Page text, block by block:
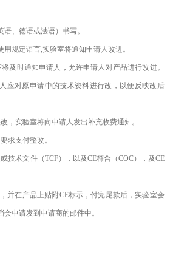
、德语或法语）书写。
规定语言,实验室将通知申请人改进。
及时通知申请人，允许申请人对产品进行改进。
应对原申请中的技术资料进行改，以便反映改后
，实验室将向申请人发出补充收费通知。
求支付整改。
技术文件（TCF），以及CE符合（COC），及CE
并在产品上贴附CE标示，付完尾款后，实验室会
申请发到申请商的邮件中。